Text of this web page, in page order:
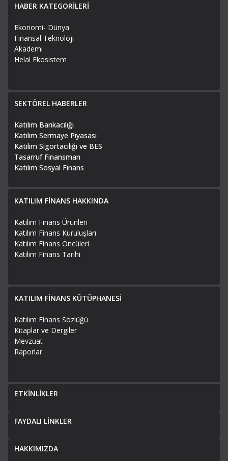
HABER KATEGORİLERİ
Ekonomi- Dünya
Finansal Teknoloji
Akademi
Helal Ekosistem
SEKTÖREL HABERLER
Katılım Bankacılığı
Katılım Sermaye Piyasası
Katılım Sigortacılığı ve BES
Tasarruf Finansman
Katılım Sosyal Finans
KATILIM FİNANS HAKKINDA
Katılım Finans Ürünleri
Katılım Finans Kuruluşları
Katılım Finans Öncüleri
Katılım Finans Tarihi
KATILIM FİNANS KÜTÜPHANESİ
Katılım Finans Sözlüğü
Kitaplar ve Dergiler
Mevzuat
Raporlar
ETKİNLİKLER
FAYDALI LİNKLER
HAKKIMIZDA